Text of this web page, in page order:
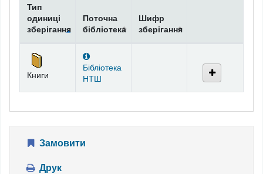
Фонди
Тип
одиниці
зберігання
Поточна
бібліотека
Шифр
зберігання
Книги
Бібліотека
НТШ
Замовити
Друк